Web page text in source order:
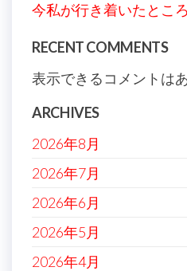
今私が行き着いたとこ
RECENT COMMENTS
表示できるコメントは
ARCHIVES
2026年8月
2026年7月
2026年6月
2026年5月
2026年4月